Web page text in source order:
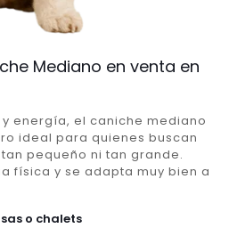
Mediano en venta en
energía, el caniche mediano
ideal para quienes buscan
pequeño ni tan grande.
física y se adapta muy bien a
o chalets